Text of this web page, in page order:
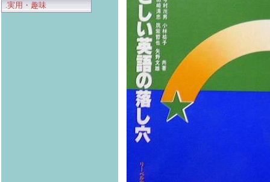
.実用・趣味